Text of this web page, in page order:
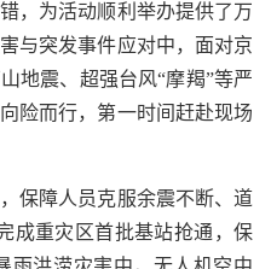
，为活动顺利举办提供了万
与突发事件应对中，面对京
地震、超强台风“摩羯”等严
险而行，第一时间赶赴现场
障人员克服余震不断、道
成重灾区首批基站抢通，保